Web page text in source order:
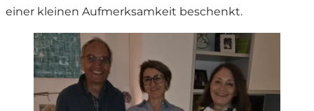
einer kleinen Aufmerksamkeit beschenkt.